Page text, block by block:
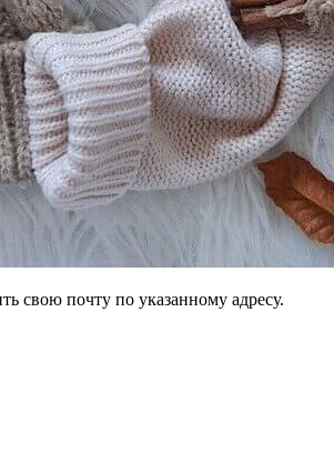
свою почту по указанному адресу.